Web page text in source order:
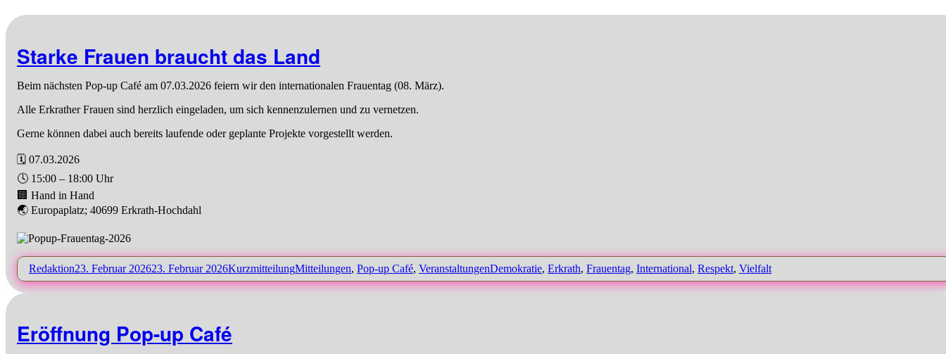
Starke Frauen braucht das Land
Beim nächsten Pop-up Café am 07.03.2026 feiern wir den internationalen Frauentag (08. März).
Alle Erkrather Frauen sind herzlich eingeladen, um sich kennenzulernen und zu vernetzen.
Gerne können dabei auch bereits laufende oder geplante Projekte vorgestellt werden.
🗓️ 07.03.2026
🕓 15:00 – 18:00 Uhr
🏢 Hand in Hand
🌏 Europaplatz; 40699 Erkrath-Hochdahl
Autor
RedaktionVeröffentlicht
am
23. Februar 202623. Februar 2026Format
KurzmitteilungKategorien
Mitteilungen, Pop-up Café, VeranstaltungenSchlagwörter
Demokratie, Erkrath, Frauentag, International, Respekt, Vielfalt
Eröffnung Pop-up Café